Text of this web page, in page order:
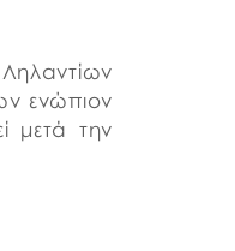
ενώπιον
μετά την